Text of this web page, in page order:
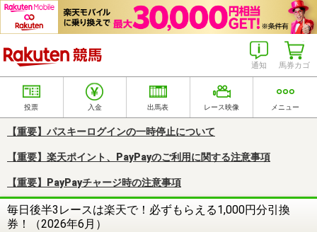
馬券カゴ
通知
投票 入金 出馬表 レース映像 メニュー
【重要】パスキーログインの一時停止について
【重要】楽天ポイント、PayPayのご利用に関する注意事項
【重要】PayPayチャージ時の注意事項
毎日後半3レースは楽天で！必ずもらえる1,000円分引換
券！（2026年6月）